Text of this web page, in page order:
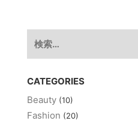
索:
CATEGORIES
Beauty (10)
Fashion (20)